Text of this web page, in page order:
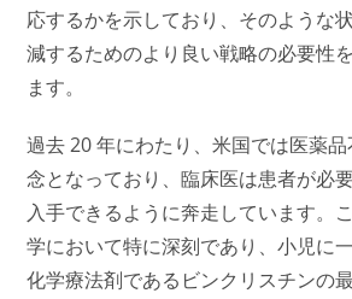
応するかを示しており、そのような
減するためのより良い戦略の必要性
ます。
過去 20 年にわたり、米国では医薬
念となっており、臨床医は患者が必
入手できるように奔走しています。
学において特に深刻であり、小児に
化学療法剤であるビンクリスチンの